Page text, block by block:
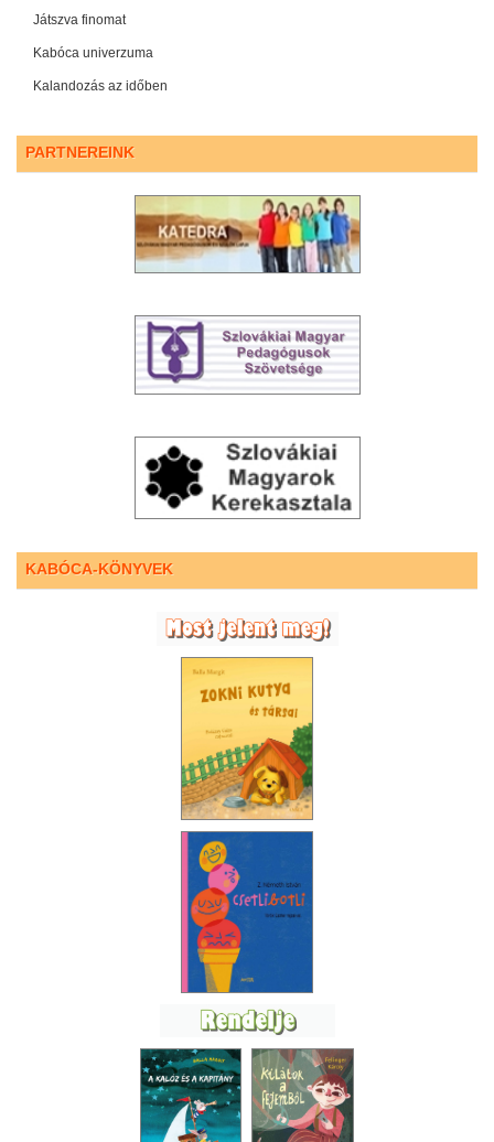
Játszva finomat
Kabóca univerzuma
Kalandozás az időben
PARTNEREINK
KABÓCA-KÖNYVEK